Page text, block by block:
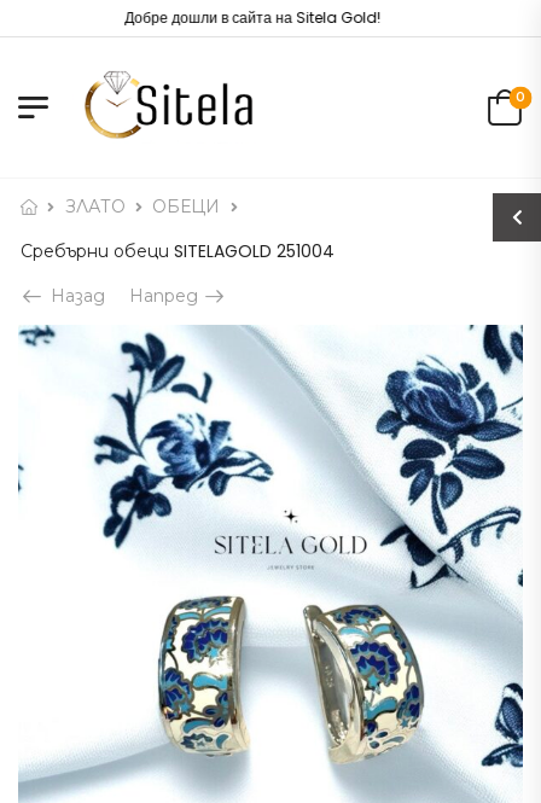
Добре дошли в сайта на Sitela Gold!
0
ЗЛАТО
ОБЕЦИ
Сребърни обеци SITELAGOLD 251004
Назад Напред